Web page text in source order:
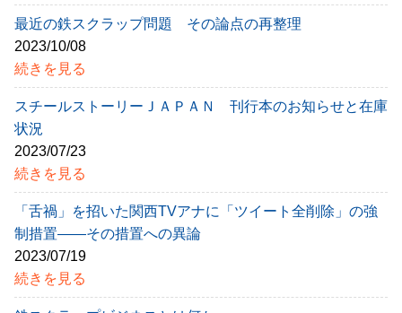
最近の鉄スクラップ問題 その論点の再整理
2023/10/08
続きを見る
スチールストーリーＪＡＰＡＮ 刊行本のお知らせと在庫
状況
2023/07/23
続きを見る
「舌禍」を招いた関西TVアナに「ツイート全削除」の強
制措置――その措置への異論
2023/07/19
続きを見る